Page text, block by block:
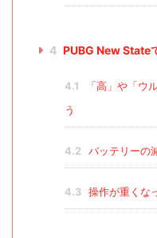
4 PUBG New State
4.1
「高」や「ウ
う
4.2 バッテリーの
4.3 操作が重くな